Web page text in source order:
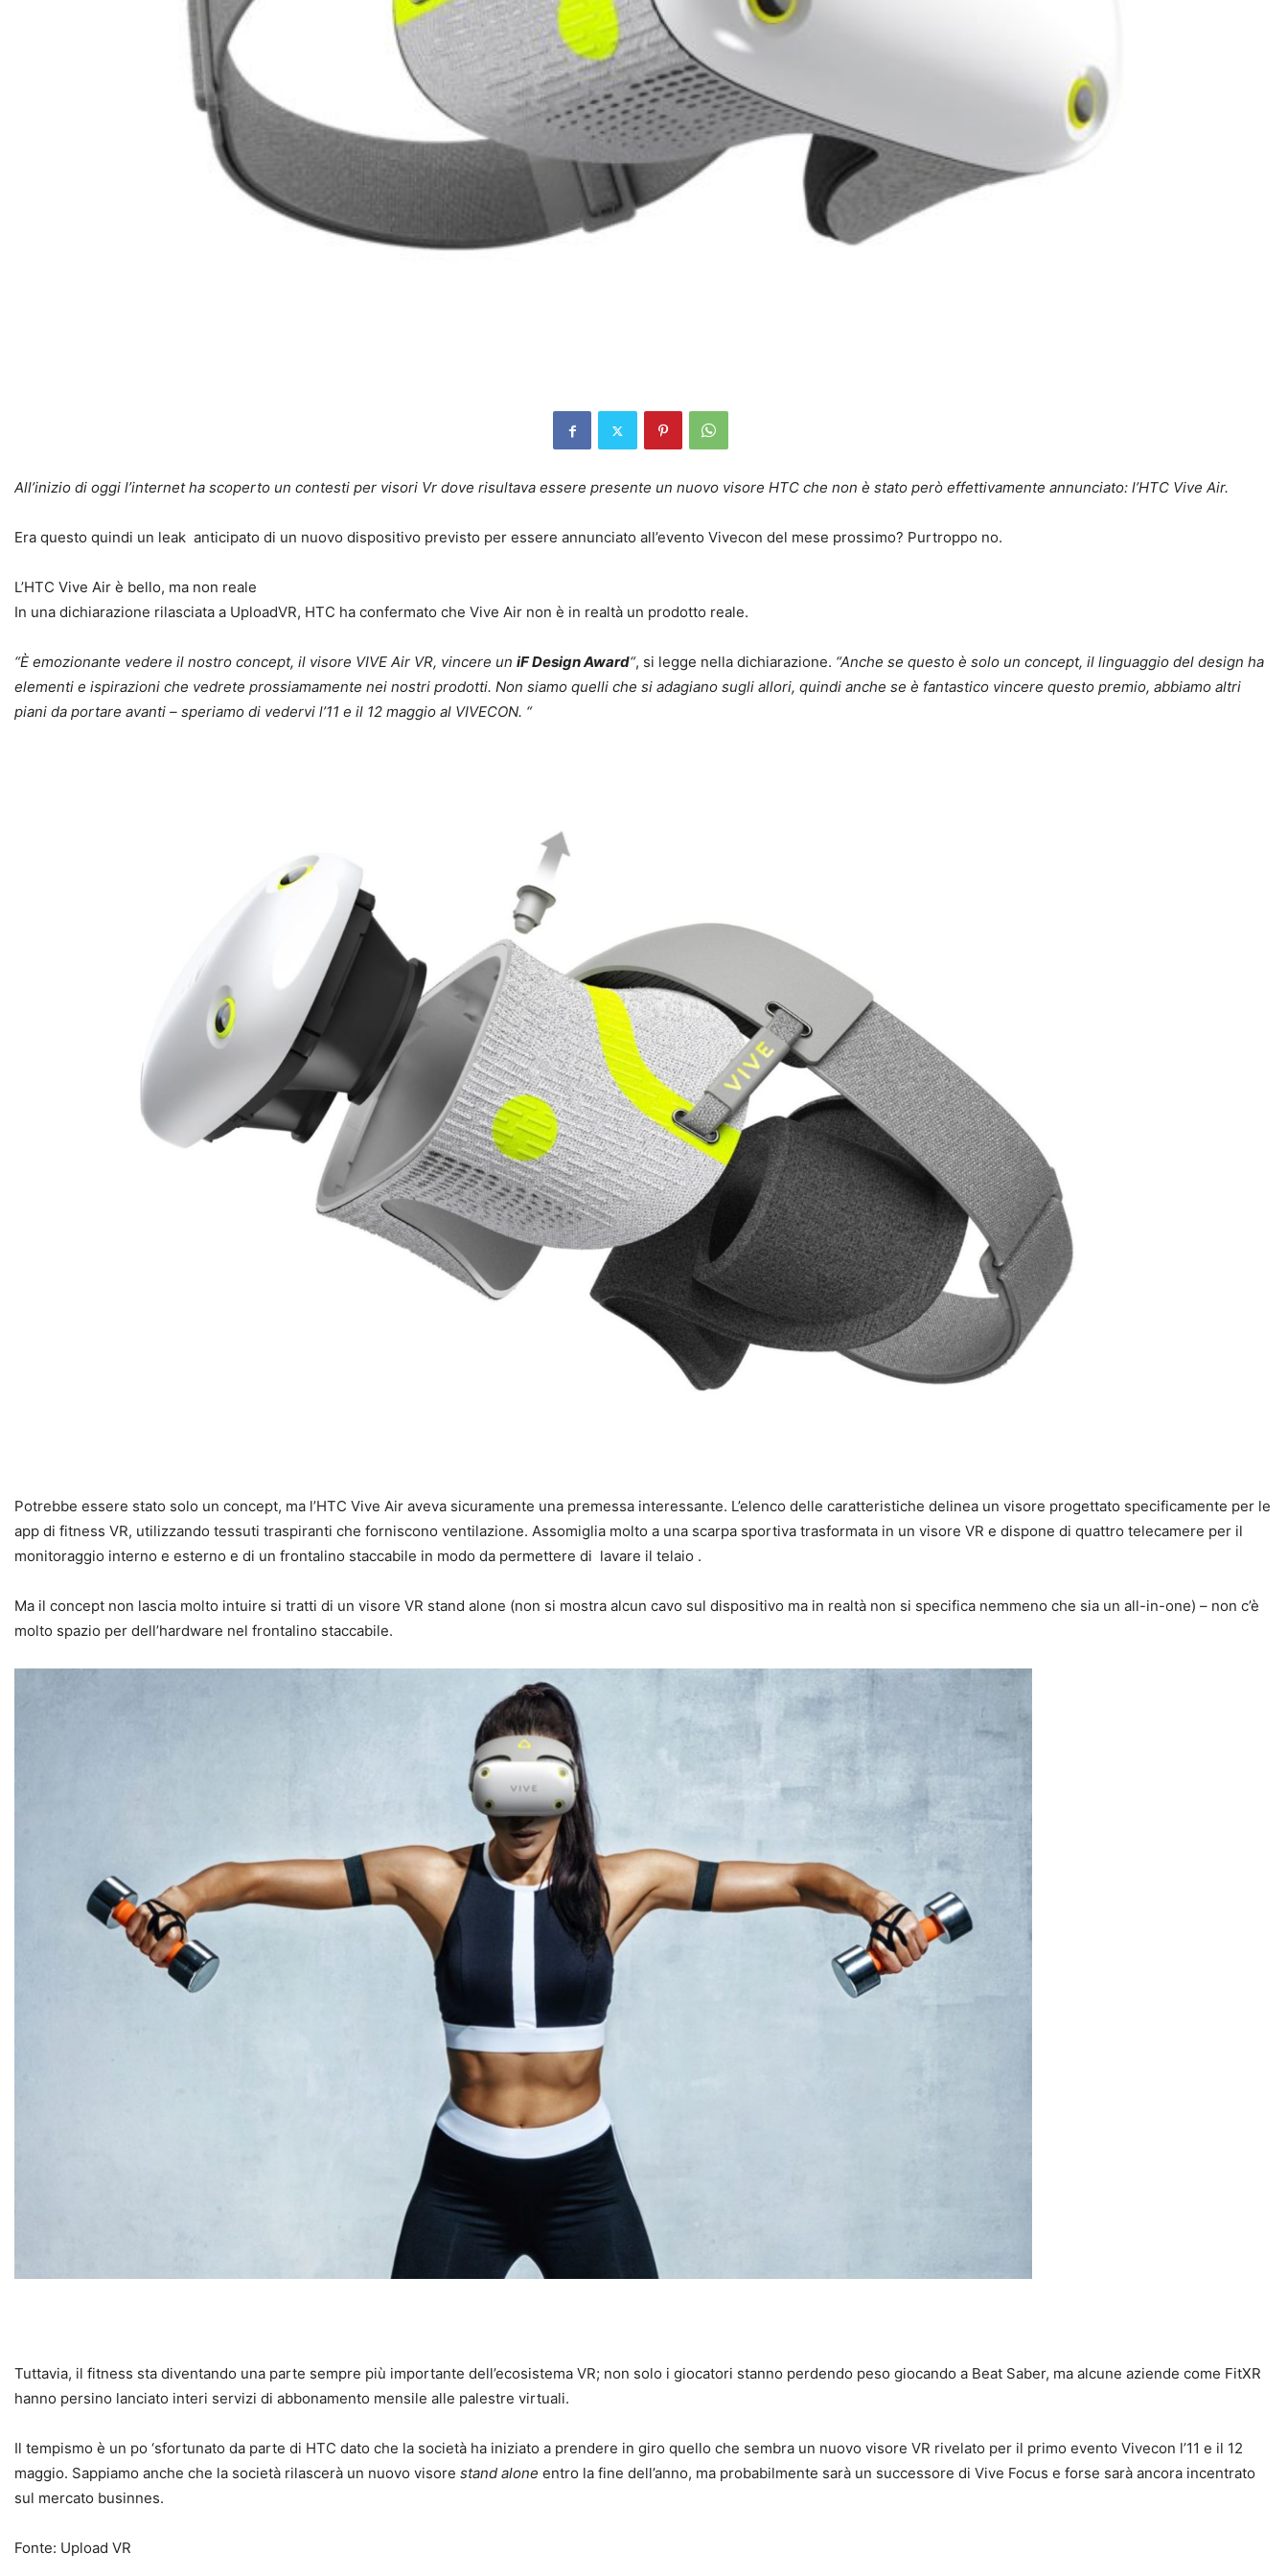
All’inizio di oggi l’internet ha scoperto un contesti per visori Vr dove risultava essere presente un nuovo visore HTC che non è stato però effettivamente annunciato: l’HTC Vive Air.
Era questo quindi un leak anticipato di un nuovo dispositivo previsto per essere annunciato all’evento Vivecon del mese prossimo? Purtroppo no.
L’HTC Vive Air è bello, ma non reale
In una dichiarazione rilasciata a UploadVR, HTC ha confermato che Vive Air non è in realtà un prodotto reale.
“È emozionante vedere il nostro concept, il visore VIVE Air VR, vincere un iF Design Award“, si legge nella dichiarazione. “Anche se questo è solo un concept, il linguaggio del design ha
elementi e ispirazioni che vedrete prossiamamente nei nostri prodotti. Non siamo quelli che si adagiano sugli allori, quindi anche se è fantastico vincere questo premio, abbiamo altri
piani da portare avanti – speriamo di vedervi l’11 e il 12 maggio al VIVECON. “
Potrebbe essere stato solo un concept, ma l’HTC Vive Air aveva sicuramente una premessa interessante. L’elenco delle caratteristiche delinea un visore progettato specificamente per le
app di fitness VR, utilizzando tessuti traspiranti che forniscono ventilazione. Assomiglia molto a una scarpa sportiva trasformata in un visore VR e dispone di quattro telecamere per il
monitoraggio interno e esterno e di un frontalino staccabile in modo da permettere di lavare il telaio .
Ma il concept non lascia molto intuire si tratti di un visore VR stand alone (non si mostra alcun cavo sul dispositivo ma in realtà non si specifica nemmeno che sia un all-in-one) – non c’è
molto spazio per dell’hardware nel frontalino staccabile.
Tuttavia, il fitness sta diventando una parte sempre più importante dell’ecosistema VR; non solo i giocatori stanno perdendo peso giocando a Beat Saber, ma alcune aziende come FitXR
hanno persino lanciato interi servizi di abbonamento mensile alle palestre virtuali.
Il tempismo è un po ‘sfortunato da parte di HTC dato che la società ha iniziato a prendere in giro quello che sembra un nuovo visore VR rivelato per il primo evento Vivecon l’11 e il 12
maggio. Sappiamo anche che la società rilascerà un nuovo visore stand alone entro la fine dell’anno, ma probabilmente sarà un successore di Vive Focus e forse sarà ancora incentrato
sul mercato businnes.
Fonte: Upload VR